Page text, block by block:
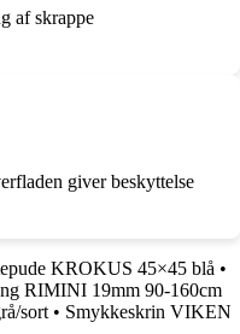
af skrappe
giver beskyttelse
KROKUS 45×45 blå •
RIMINI 19mm 90-160cm
sort • Smykkeskrin VIKEN